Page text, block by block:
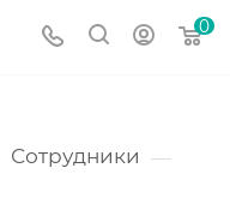
0
Сотрудники —